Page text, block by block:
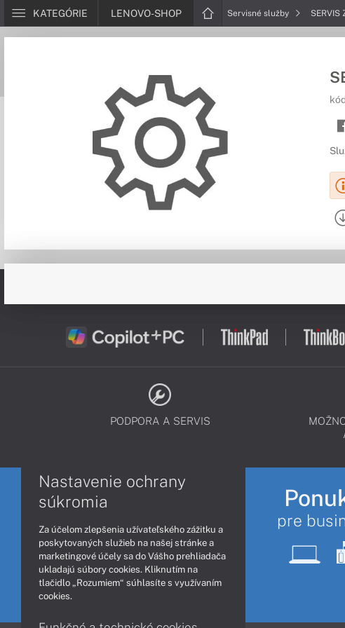
KATEGÓRIE LENOVO-SHOP Servisné služby SERVIS
PODPORA A SERVIS
pre
Nastavenie ochrany
súkromia
Za účelom zlepšenia užívateľského zážitku a
poskytovaných služieb na našej stránke a
marketingové účely sa do Vášho prehliadača
ukladajú súbory cookies. Kliknutím na
tlačidlo „Rozumiem“ súhlasíte s využívaním
cookies.